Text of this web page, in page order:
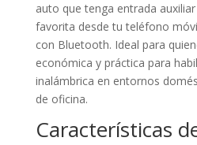
auto que tenga entrada
favorita desde tu teléfono
con Bluetooth. Ideal para
económica y práctica para
inalámbrica en entornos
de oficina.
Características